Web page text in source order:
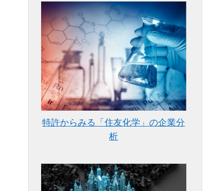
特許からみる「住友化学」の企業分
析